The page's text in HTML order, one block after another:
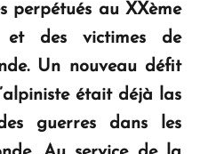
perpétués au XXème
et des victimes de
Un nouveau défit
était déjà las
guerres dans les